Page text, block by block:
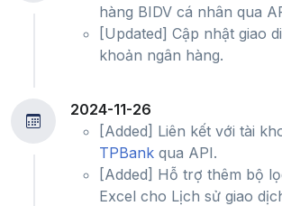
hàng BIDV cá nhân qua
[Updated] Cập nhật giao
khoản ngân hàng.
2024-11-26
[Added] Liên kết với tài
TPBank qua API.
[Added] Hỗ trợ thêm bộ
Excel cho Lịch sử giao